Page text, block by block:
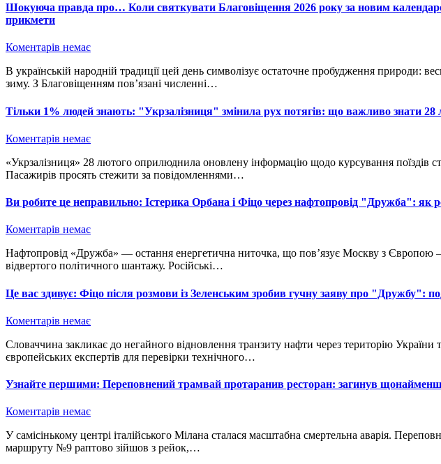
Шокуюча правда про… Коли святкувати Благовіщення 2026 року за новим
прикмети
Коментарів немає
В українській народній традиції цей день символізує остаточне пробудження природи: весна остаточно перемагає
зиму. З Благовіщенням пов’язані численні…
Тільки 1% людей знають: "Укрзалізниця" змінила рух потягів: що важливо знати 28
Коментарів немає
«Укрзалізниця» 28 лютого оприлюднила оновлену інформацію щодо курсування поїздів станом на 28 лютого.
Пасажирів просять стежити за повідомленнями…
Ви робите це неправильно: Істерика Орбана і Фіцо через нафтопровід "Дружба": як
Коментарів немає
Нафтопровід «Дружба» — остання енергетична ниточка, що пов’язує Москву з Європою — став інструментом
відвертого політичного шантажу. Російські…
Це вас здивує: Фіцо після розмови із Зеленським зробив гучну заяву про "Дружбу":
Коментарів немає
Словаччина закликає до негайного відновлення транзиту нафти через територію України та пропонує залучити
європейських експертів для перевірки технічного…
Узнайте першими: Переповнений трамвай протаранив ресторан: загинув
Коментарів немає
У самісінькому центрі італійського Мілана сталася масштабна смертельна аварія. Переповнений пасажирами трамвай
маршруту №9 раптово зійшов з рейок,…